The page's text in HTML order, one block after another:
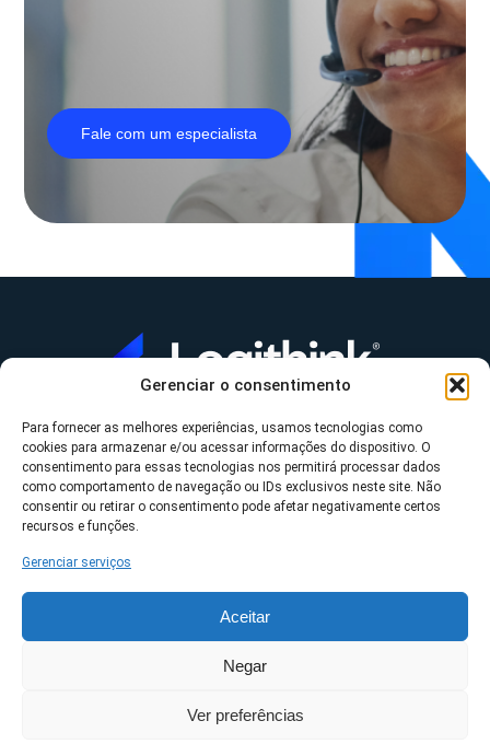
Gerenciar o consentimento
Para fornecer as melhores experiências, usamos tecnologias como
cookies para armazenar e/ou acessar informações do dispositivo. O
consentimento para essas tecnologias nos permitirá processar dados
como comportamento de navegação ou IDs exclusivos neste site. Não
consentir ou retirar o consentimento pode afetar negativamente certos
recursos e funções.
Gerenciar serviços
Aceitar
Negar
Ver preferências
Fale com um especialista
A Logithink
O que fazemos
Contato
*Datasul, Fluig, Protheus, RM e TOTVS são uma
direitos reservados.Políticas de privacidade